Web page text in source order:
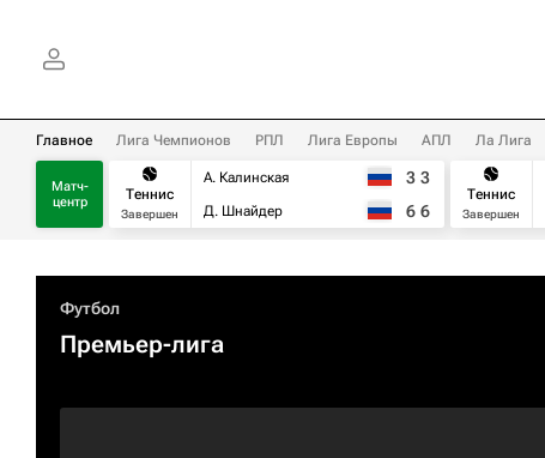
Главное Лига Чемпионов РПЛ Лига Европы АПЛ Ла Лига
Матч-
центр
Теннис
Завершен
А. Калинская
Д. Шнайдер
3 3
6 6
Теннис
Завершен
Футбол
Премьер-лига